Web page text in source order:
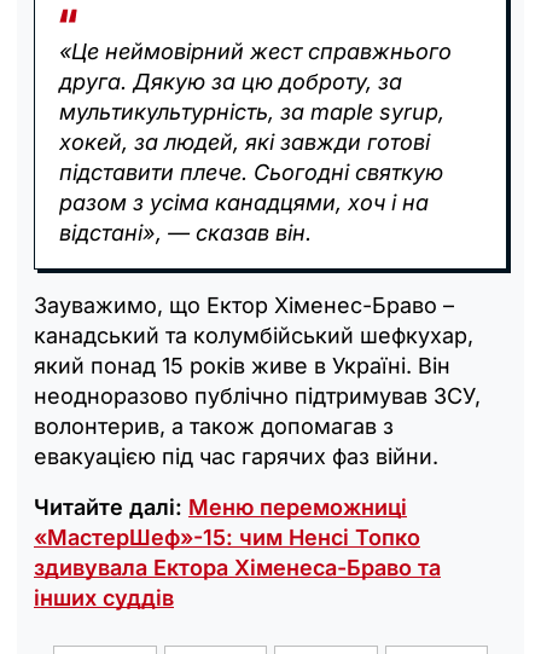
«Це неймовірний жест справжнього
друга. Дякую за цю доброту, за
мультикультурність, за maple syrup,
хокей, за людей, які завжди готові
підставити плече. Сьогодні святкую
разом з усіма канадцями, хоч і на
відстані», — сказав він.
Зауважимо, що Ектор Хіменес-Браво –
канадський та колумбійський шефкухар,
який понад 15 років живе в Україні. Він
неодноразово публічно підтримував ЗСУ,
волонтерив, а також допомагав з
евакуацією під час гарячих фаз війни.
Читайте далі: Меню переможниці
«МастерШеф»-15: чим Ненсі Топко
здивувала Ектора Хіменеса-Браво та
інших суддів